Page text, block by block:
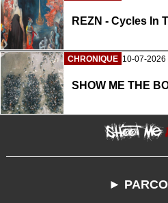
REZN - Cycles In
CHRONIQUE 10-07-2026
SHOW ME THE
►